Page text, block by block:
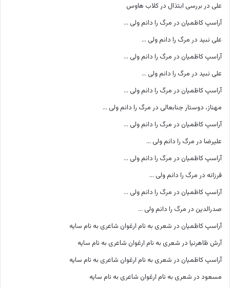
علی در بررسی ابتذال در کلاب هاوس
آراسپ کاظمیان در مرگ را دانم ولی …
علی نبید در مرگ را دانم ولی …
آراسپ کاظمیان در مرگ را دانم ولی …
علی نبید در مرگ را دانم ولی …
آراسپ کاظمیان در مرگ را دانم ولی …
مهناز، دوستار جنابعالی در مرگ را دانم ولی …
آراسپ کاظمیان در مرگ را دانم ولی …
علیرضا در مرگ را دانم ولی …
آراسپ کاظمیان در مرگ را دانم ولی …
فرزانه در مرگ را دانم ولی …
آراسپ کاظمیان در مرگ را دانم ولی …
صدرالدین در مرگ را دانم ولی …
آراسپ کاظمیان در شعری به نام ارغوان شاعری به نام سایه
آرش ظاهرنیا در شعری به نام ارغوان شاعری به نام سایه
آراسپ کاظمیان در شعری به نام ارغوان شاعری به نام سایه
مسعود در شعری به نام ارغوان شاعری به نام سایه